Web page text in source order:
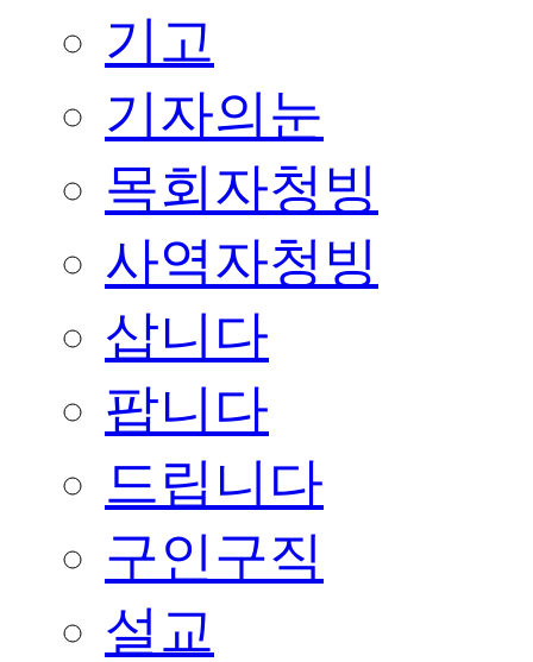
기고
기자의눈
목회자청빙
사역자청빙
삽니다
팝니다
드립니다
구인구직
설교